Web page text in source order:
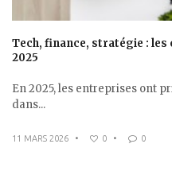
Tech, finance, stratégie :
2025
En 2025, les entreprises ont
dans...
11 MARS 2026 • 0 • 0